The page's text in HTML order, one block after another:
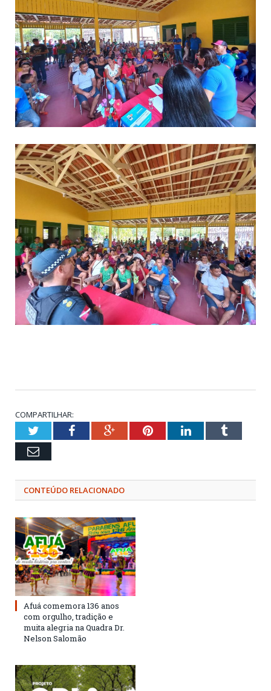
COMPARTILHAR:
TwitterFacebookGoogle+PinterestLinkedInTumblr
Email
CONTEÚDO RELACIONADO
Afuá comemora 136 anos
com orgulho, tradição e
muita alegria na Quadra Dr.
Nelson Salomão